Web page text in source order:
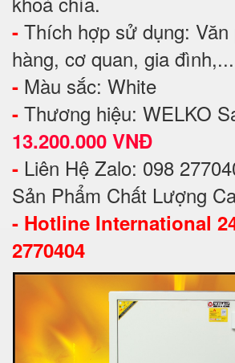
- Thích hợp sử dụng: Văn
hàng, cơ quan, gia đình,...
- Màu sắc: White
- Thương hiệu: WELKO
13.200.000 VNĐ
- Liên Hệ Zalo: 098
Sản Phẩm Chất Lượng
- Hotline International
2770404